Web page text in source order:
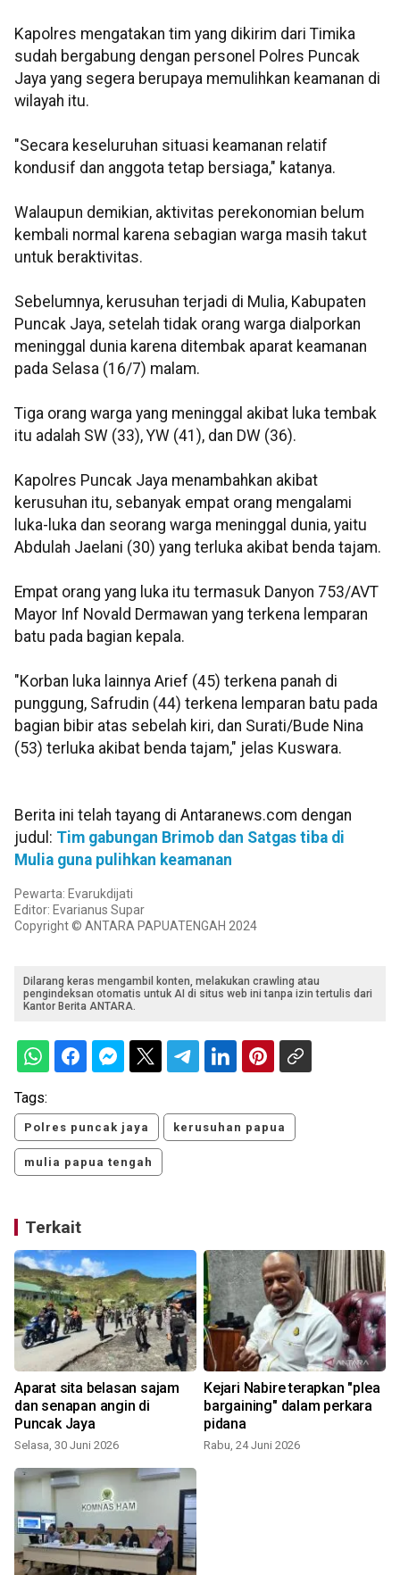
Kapolres mengatakan tim yang dikirim dari Timika
sudah bergabung dengan personel Polres Puncak
Jaya yang segera berupaya memulihkan keamanan di
wilayah itu.
"Secara keseluruhan situasi keamanan relatif
kondusif dan anggota tetap bersiaga," katanya.
Walaupun demikian, aktivitas perekonomian belum
kembali normal karena sebagian warga masih takut
untuk beraktivitas.
Sebelumnya, kerusuhan terjadi di Mulia, Kabupaten
Puncak Jaya, setelah tidak orang warga dialporkan
meninggal dunia karena ditembak aparat keamanan
pada Selasa (16/7) malam.
Tiga orang warga yang meninggal akibat luka tembak
itu adalah SW (33), YW (41), dan DW (36).
Kapolres Puncak Jaya menambahkan akibat
kerusuhan itu, sebanyak empat orang mengalami
luka-luka dan seorang warga meninggal dunia, yaitu
Abdulah Jaelani (30) yang terluka akibat benda tajam.
Empat orang yang luka itu termasuk Danyon 753/AVT
Mayor Inf Novald Dermawan yang terkena lemparan
batu pada bagian kepala.
"Korban luka lainnya Arief (45) terkena panah di
punggung, Safrudin (44) terkena lemparan batu pada
bagian bibir atas sebelah kiri, dan Surati/Bude Nina
(53) terluka akibat benda tajam," jelas Kuswara.
Berita ini telah tayang di Antaranews.com dengan
judul: Tim gabungan Brimob dan Satgas tiba di
Mulia guna pulihkan keamanan
Pewarta: Evarukdijati
Editor: Evarianus Supar
Copyright © ANTARA PAPUATENGAH 2024
Dilarang keras mengambil konten, melakukan crawling atau
pengindeksan otomatis untuk AI di situs web ini tanpa izin tertulis dari
Kantor Berita ANTARA.
Tags:
Polres puncak jaya kerusuhan papua
mulia papua tengah
Terkait
Aparat sita belasan sajam
dan senapan angin di
Puncak Jaya
Selasa, 30 Juni 2026
Kejari Nabire terapkan "plea
bargaining" dalam perkara
pidana
Rabu, 24 Juni 2026